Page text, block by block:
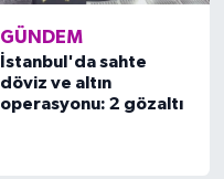
GÜNDEM
İstanbul'da sahte
döviz ve altın
operasyonu: 2 gözaltı